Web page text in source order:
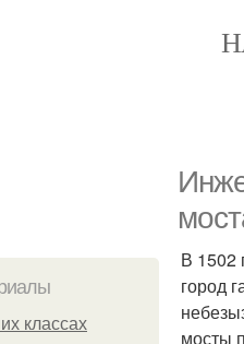
классах
В 1502
город
мосты